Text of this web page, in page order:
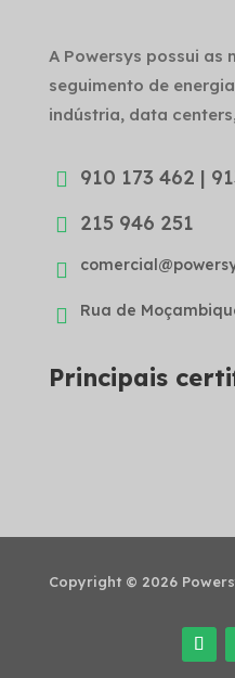
A Powersys possui as
seguimento de
indústria, data
 910 173 462 |
 215 946 251

 Rua de
Principais
Copyright © 2026